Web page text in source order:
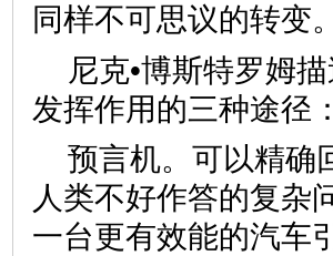
同样不可思议的转变。
尼克•博斯特罗姆
发挥作用的三种途径：
预言机。可以精确
人类不好作答的复
一台更有效能的汽车